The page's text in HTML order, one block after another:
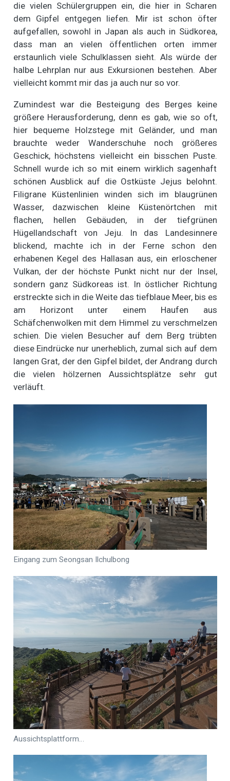
die vielen Schülergruppen ein, die hier in Scharen
dem Gipfel entgegen liefen. Mir ist schon öfter
aufgefallen, sowohl in Japan als auch in Südkorea,
dass man an vielen öffentlichen orten immer
erstaunlich viele Schulklassen sieht. Als würde der
halbe Lehrplan nur aus Exkursionen bestehen. Aber
vielleicht kommt mir das ja auch nur so vor.
Zumindest war die Besteigung des Berges keine
größere Herausforderung, denn es gab, wie so oft,
hier bequeme Holzstege mit Geländer, und man
brauchte weder Wanderschuhe noch größeres
Geschick, höchstens vielleicht ein bisschen Puste.
Schnell wurde ich so mit einem wirklich sagenhaft
schönen Ausblick auf die Ostküste Jejus belohnt.
Filigrane Küstenlinien winden sich im blaugrünen
Wasser, dazwischen kleine Küstenörtchen mit
flachen, hellen Gebäuden, in der tiefgrünen
Hügellandschaft von Jeju. In das Landesinnere
blickend, machte ich in der Ferne schon den
erhabenen Kegel des Hallasan aus, ein erloschener
Vulkan, der der höchste Punkt nicht nur der Insel,
sondern ganz Südkoreas ist. In östlicher Richtung
erstreckte sich in die Weite das tiefblaue Meer, bis es
am Horizont unter einem Haufen aus
Schäfchenwolken mit dem Himmel zu verschmelzen
schien. Die vielen Besucher auf dem Berg trübten
diese Eindrücke nur unerheblich, zumal sich auf dem
langen Grat, der den Gipfel bildet, der Andrang durch
die vielen hölzernen Aussichtsplätze sehr gut
verläuft.
Eingang zum Seongsan Ilchulbong
Aussichtsplattform…